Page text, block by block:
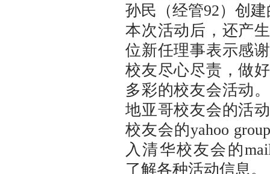
孙民（经管92）创
本次活动后，还产
位新任理事表示感
校友尽心尽责，做
多彩的校友会活动
地亚哥校友会的活
校友会的yahoo
入清华校友会的
了解各种活动信息。